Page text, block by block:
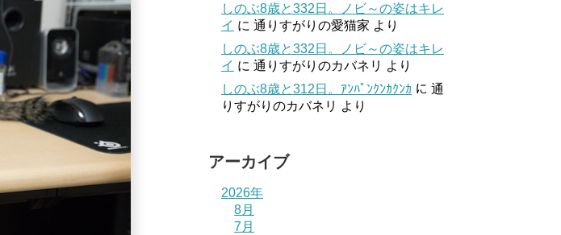
しのぶ8歳と332日。ノビ～の姿はキレ
イ に 通りすがりの愛猫家 より
しのぶ8歳と332日。ノビ～の姿はキレ
イ に 通りすがりのカバネリ より
しのぶ8歳と312日。ｱﾝﾊﾟﾝｸﾝｶｸﾝｶ に 通
りすがりのカバネリ より
アーカイブ
2026年
8月
7月